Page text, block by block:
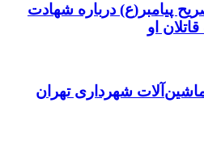
پیامبر(ع) درباره شهادت
او
ماشین‌آلات شهرداری تهران